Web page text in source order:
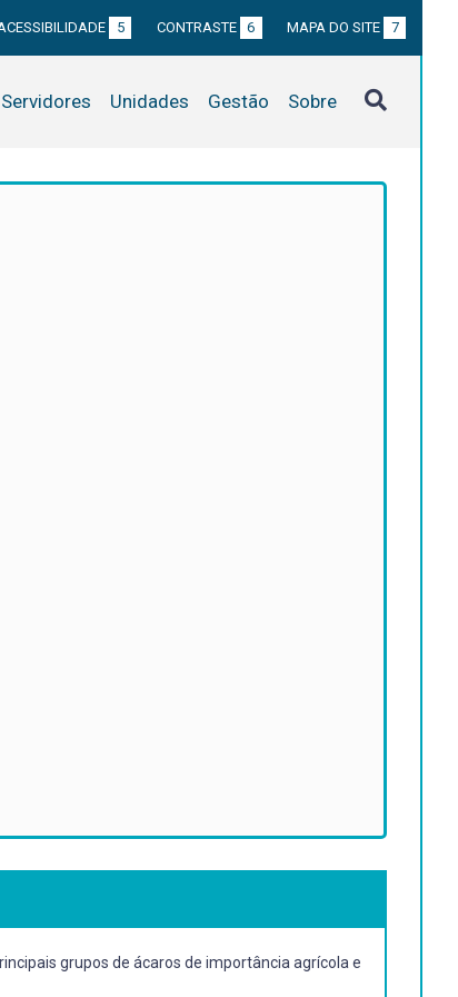
5 CONTRASTE 6 MAPA DO SITE 7
Servidores Unidades Gestão Sobre
grupos de ácaros de importância agrícola e